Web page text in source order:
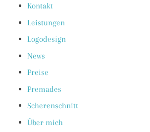
Kontakt
Leistungen
Logodesign
News
Preise
Premades
Scherenschnitt
Über mich